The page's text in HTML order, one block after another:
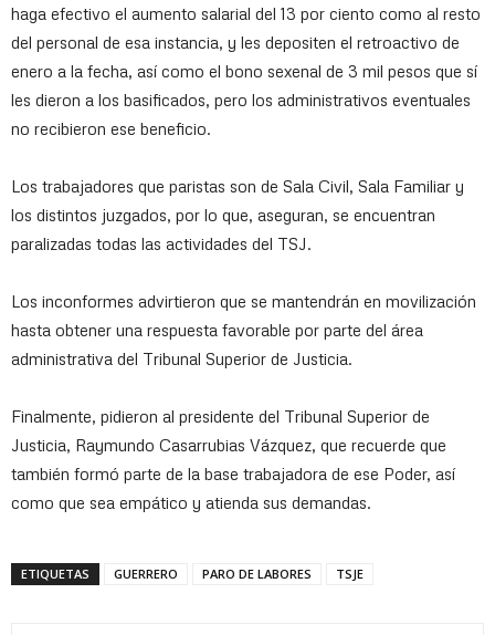
haga efectivo el aumento salarial del 13 por ciento como al resto
del personal de esa instancia, y les depositen el retroactivo de
enero a la fecha, así como el bono sexenal de 3 mil pesos que sí
les dieron a los basificados, pero los administrativos eventuales
no recibieron ese beneficio.
Los trabajadores que paristas son de Sala Civil, Sala Familiar y
los distintos juzgados, por lo que, aseguran, se encuentran
paralizadas todas las actividades del TSJ.
Los inconformes advirtieron que se mantendrán en movilización
hasta obtener una respuesta favorable por parte del área
administrativa del Tribunal Superior de Justicia.
Finalmente, pidieron al presidente del Tribunal Superior de
Justicia, Raymundo Casarrubias Vázquez, que recuerde que
también formó parte de la base trabajadora de ese Poder, así
como que sea empático y atienda sus demandas.
ETIQUETAS GUERRERO PARO DE LABORES TSJE